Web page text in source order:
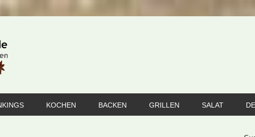
KOCHEN BACKEN GRILLEN SALAT